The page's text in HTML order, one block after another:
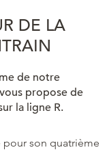
DE LA
de notre
propose de
la ligne R.
pour son quatrième